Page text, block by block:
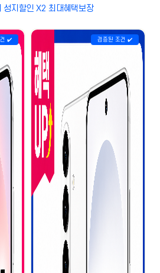
성지할인 X2 최대혜택보장
건 ✔️ 검증된 조건 ✔️